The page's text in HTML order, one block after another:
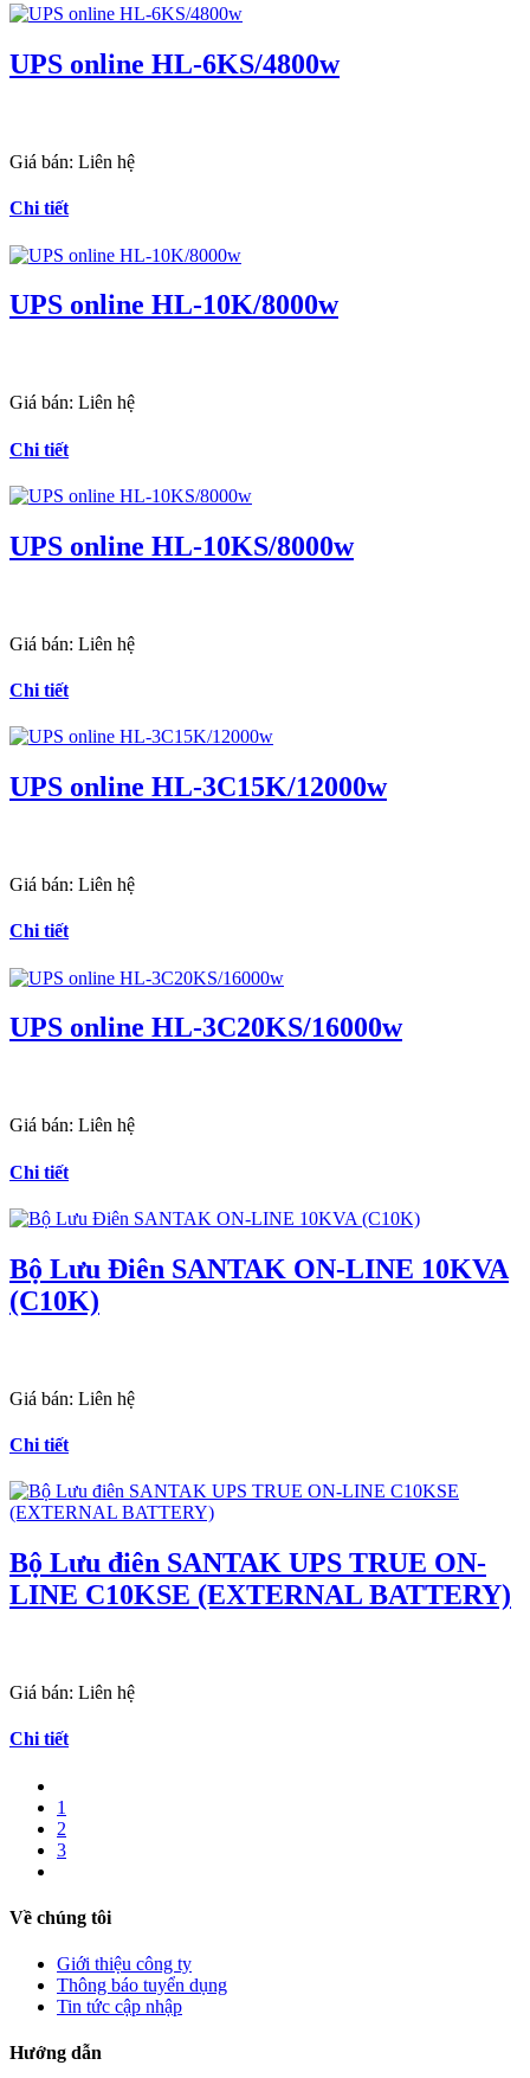
UPS online HL-6KS/4800w
Giá bán: Liên hệ
Chi tiết
UPS online HL-10K/8000w
Giá bán: Liên hệ
Chi tiết
UPS online HL-10KS/8000w
Giá bán: Liên hệ
Chi tiết
UPS online HL-3C15K/12000w
Giá bán: Liên hệ
Chi tiết
UPS online HL-3C20KS/16000w
Giá bán: Liên hệ
Chi tiết
Bộ Lưu Điên SANTAK ON-LINE 10KVA
(C10K)
Giá bán: Liên hệ
Chi tiết
Bộ Lưu điên SANTAK UPS TRUE ON-
LINE C10KSE (EXTERNAL BATTERY)
Giá bán: Liên hệ
Chi tiết
1
2
3
Về chúng tôi
Giới thiệu công ty
Thông báo tuyển dụng
Tin tức cập nhập
Hướng dẫn